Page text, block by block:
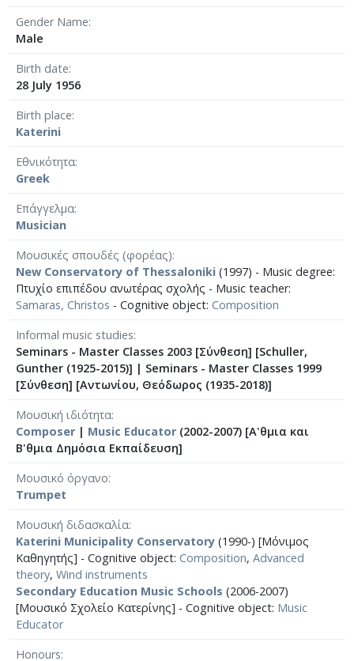
Gender Name
Male
Birth date
28 July 1956
Birth place
Katerini
Εθνικότητα
Greek
Επάγγελμα
Musician
Μουσικές σπουδές (φορέας)
New Conservatory of Thessaloniki (1997) - Music degree:
Πτυχίο επιπέδου ανωτέρας σχολής - Music teacher:
Samaras, Christos - Cognitive object: Composition
Informal music studies
Seminars - Master Classes 2003 [Σύνθεση] [Schuller,
Gunther (1925-2015)] | Seminars - Master Classes 1999
[Σύνθεση] [Αντωνίου, Θεόδωρος (1935-2018)]
Μουσική ιδιότητα
Composer | Music Educator (2002-2007) [Α'θμια και
Β'θμια Δημόσια Εκπαίδευση]
Μουσικό όργανο
Trumpet
Μουσική διδασκαλία
Katerini Municipality Conservatory (1990-) [Μόνιμος
Καθηγητής] - Cognitive object: Composition, Advanced
theory, Wind instruments
Secondary Education Music Schools (2006-2007)
[Μουσικό Σχολείο Κατερίνης] - Cognitive object: Music
Educator
Honours